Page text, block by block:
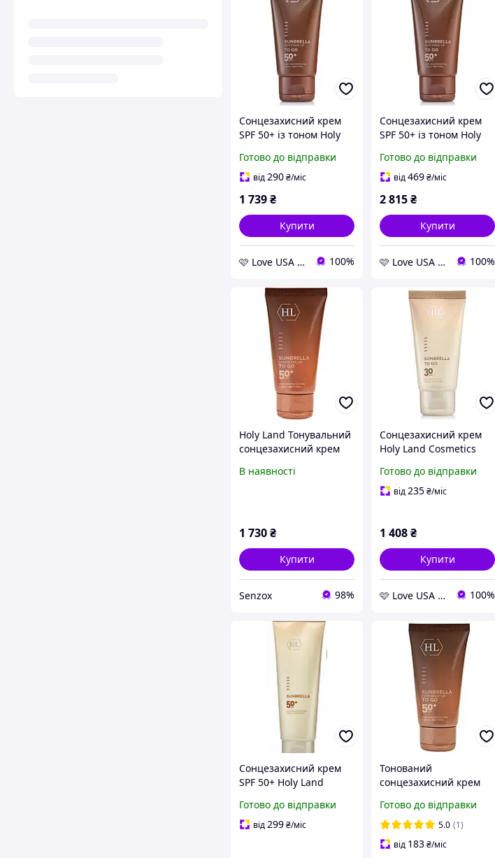
Сонцезахисний крем
SPF 50+ із тоном Holy
Sunbrella Demi Make-
Up
Готово до відправки
від 290₴/міс
1 739₴
Купити
🩷 Love USA Shop 🩷 100%
Сонцезахисний крем
SPF 50+ із тоном Holy
Sunbrella Demi Make-
Up
Готово до відправки
від469₴/міс
2 815₴
Купити
🩷 Love USA Shop 🩷 100%
Holy Land Тонувальний
сонцезахисний крем
50+ Sunbrella
В наявності
1 730₴
Купити
Senzox 98%
Сонцезахисний крем
Holy Land Cosmetics
Готово до відправки
від235₴/міс
1 408₴
Купити
🩷 Love USA Shop 🩷 100%
Сонцезахисний крем
SPF 50+ Holy Land
SPF 50+ 125 мл
Готово до відправки
від299₴/міс
Тонований
сонцезахисний крем
Sunbrella Demi Make-
Up Sun Protector SPF
50+
Готово до відправки
5.0 (1)
від 183₴/міс